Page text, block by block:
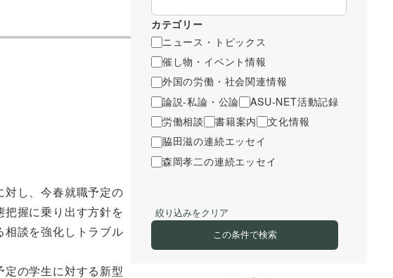
し、今春就職予定の
握に乗り出す方針を
談を強化しトラブル
の学生に対する新型
カテゴリー
ニュース・トピックス
催し物・イベント情報
外国の労働・社会関連情報
論説-私論・公論
ASU-NET活動記録
労働相談
書籍案内
文化情報
脇田滋の連続エッセイ
森岡孝二の連続エッセイ
絞り込みをクリア
この条件で検索